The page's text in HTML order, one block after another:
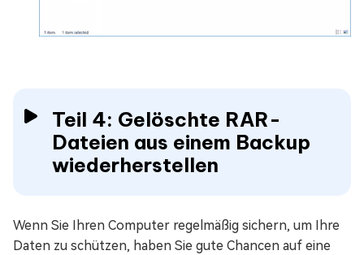
Teil 4: Gelöschte RAR-
Dateien aus einem Backup
wiederherstellen
Wenn Sie Ihren Computer regelmäßig sichern, um Ihre
Daten zu schützen, haben Sie gute Chancen auf eine